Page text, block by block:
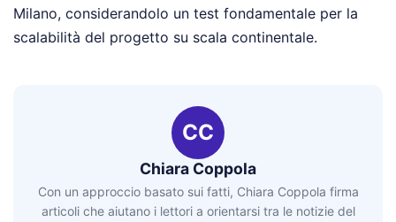
Milano, considerandolo un test fondamentale per la
scalabilità del progetto su scala continentale.
CC
Chiara Coppola
Con un approccio basato sui fatti, Chiara Coppola firma
articoli che aiutano i lettori a orientarsi tra le notizie del